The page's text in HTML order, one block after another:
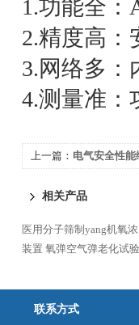
1.功能全：
2.精度高：
3.网络多：
4.测量准：
上一篇： 电气安全性
相关产品
医用分子筛制yang机氧
装置 氧弹空气弹老化试
联系方式